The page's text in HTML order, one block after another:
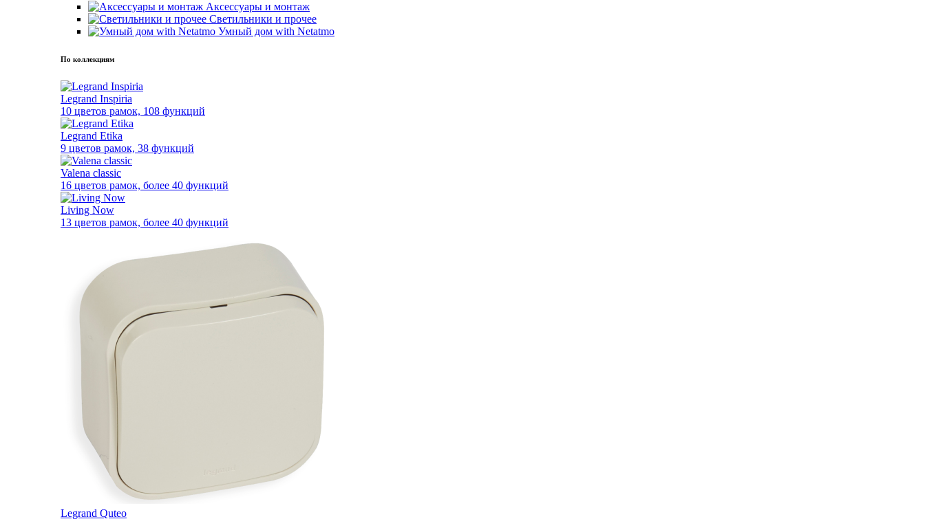
Аксессуары и монтаж
Светильники и прочее
Умный дом with Netatmo
По коллекциям
Legrand Inspiria
10 цветов рамок, 108 функций
Legrand Etika
9 цветов рамок, 38 функций
Valena classic
16 цветов рамок, более 40 функций
Living Now
13 цветов рамок, более 40 функций
Legrand Quteo